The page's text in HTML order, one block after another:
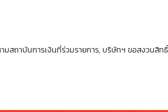
มสถาบันการเงินที่ร่วมรายการ, บริษัทฯ ขอสงวนสิ